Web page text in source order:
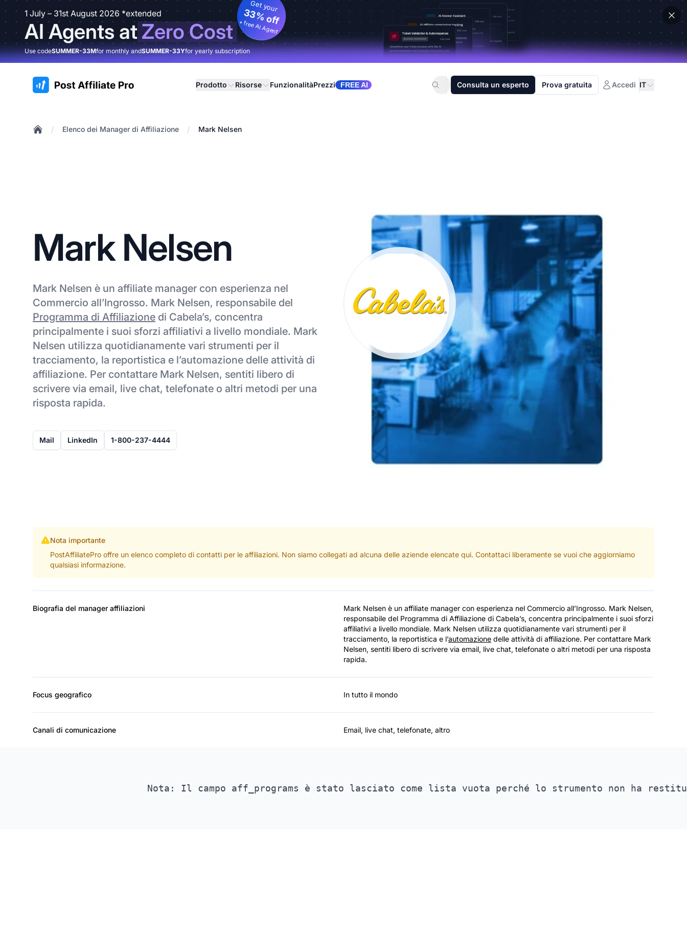
1 July – 31st August 2026 *extended
AI Agents atZero Cost
Get your
33% off
+ free AI Agent
Use codeSUMMER-33Mfor monthly andSUMMER-33Yfor yearly subscription
:site.title Prodotto Risorse FunzionalitàPrezzi FREE AI Consulta un esperto Prova gratuita Accedi IT
/ Elenco dei Manager di Affiliazione / Mark Nelsen
Mark Nelsen
Mark Nelsen è un affiliate manager con esperienza nel
Commercio all’Ingrosso. Mark Nelsen, responsabile del
Programma di Affiliazione di Cabela’s, concentra
principalmente i suoi sforzi affiliativi a livello mondiale. Mark
Nelsen utilizza quotidianamente vari strumenti per il
tracciamento, la reportistica e l’automazione delle attività di
affiliazione. Per contattare Mark Nelsen, sentiti libero di
scrivere via email, live chat, telefonate o altri metodi per una
risposta rapida.
Mail LinkedIn 1-800-237-4444
Nota importante
PostAffiliatePro offre un elenco completo di contatti per le affiliazioni. Non siamo collegati ad alcuna delle aziende elencate qui. Contattaci liberamente se vuoi che aggiorniamo
qualsiasi informazione.
Biografia del manager affiliazioni
Mark Nelsen è un affiliate manager con esperienza nel Commercio all’Ingrosso. Mark Nelsen,
responsabile del Programma di Affiliazione di Cabela’s, concentra principalmente i suoi sforzi
affiliativi a livello mondiale. Mark Nelsen utilizza quotidianamente vari strumenti per il
tracciamento, la reportistica e l’automazione delle attività di affiliazione. Per contattare Mark
Nelsen, sentiti libero di scrivere via email, live chat, telefonate o altri metodi per una risposta
rapida.
Focus geografico In tutto il mondo
Canali di comunicazione Email, live chat, telefonate, altro